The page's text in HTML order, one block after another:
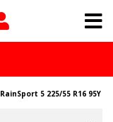
5 225/55 R16 95Y